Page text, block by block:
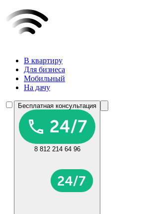
В квартиру
Для бизнеса
Мобильный
На дачу
Бесплатная консультация
8 812 214 64 96